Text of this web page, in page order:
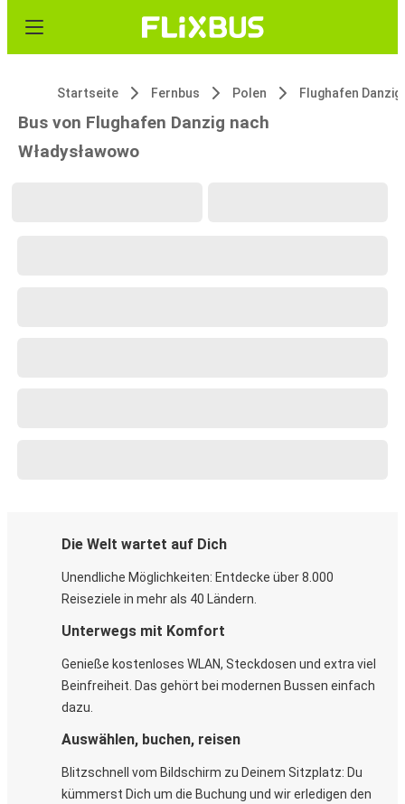
Startseite Fernbus Polen Flughafen Danzig
Bus von Flughafen Danzig nach
Władysławowo
Die Welt wartet auf Dich
Unendliche Möglichkeiten: Entdecke über 8.000
Reiseziele in mehr als 40 Ländern.
Unterwegs mit Komfort
Genieße kostenloses WLAN, Steckdosen und extra viel
Beinfreiheit. Das gehört bei modernen Bussen einfach
dazu.
Auswählen, buchen, reisen
Blitzschnell vom Bildschirm zu Deinem Sitzplatz: Du
kümmerst Dich um die Buchung und wir erledigen den